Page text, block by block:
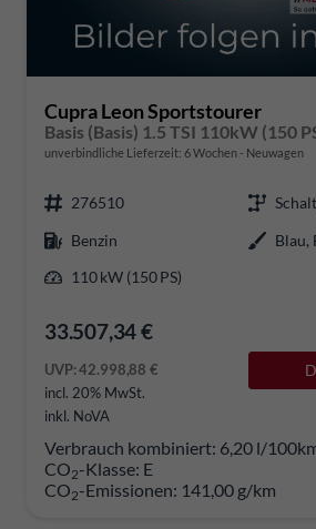
Cupra Leon Sportstourer
unverbindliche Lieferzeit: 6 Wochen Neuwagen
276510
Benzin
Blau,
110 kW (150 PS)
33.507,34 €
UVP:42.998,88 €
incl. 20% MwSt.
inkl. NoVA
Verbrauch kombiniert: 6,20 l/
CO2-Klasse: E
CO2-Emissionen: 141,00 g/km